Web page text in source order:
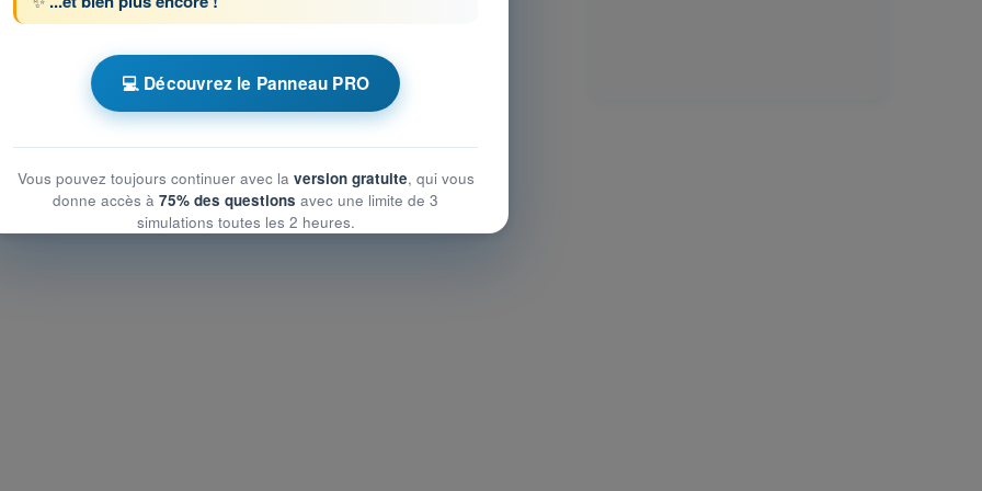
QCM Drone STS - Examen CATS
l’aviation
l’aviation
💻 Découvrez le Panneau PRO
Vous pouvez toujours continuer avec la version gratuite, qui vous
donne accès à 75% des questions avec une limite de 3
simulations toutes les 2 heures.